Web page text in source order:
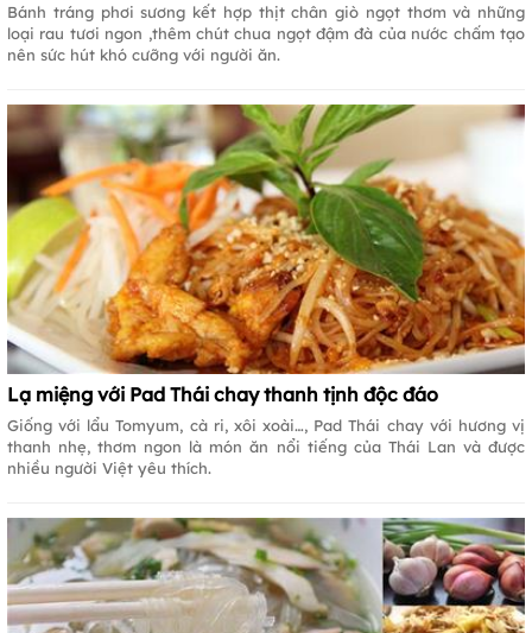
Bánh tráng phơi sương kết hợp thịt chân giò ngọt thơm và những
loại rau tươi ngon ,thêm chút chua ngọt đậm đà của nước chấm tạo
nên sức hút khó cưỡng với người ăn.
Lạ miệng với Pad Thái chay thanh tịnh độc đáo
Giống với lẩu Tomyum, cà ri, xôi xoài…, Pad Thái chay với hương vị
thanh nhẹ, thơm ngon là món ăn nổi tiếng của Thái Lan và được
nhiều người Việt yêu thích.